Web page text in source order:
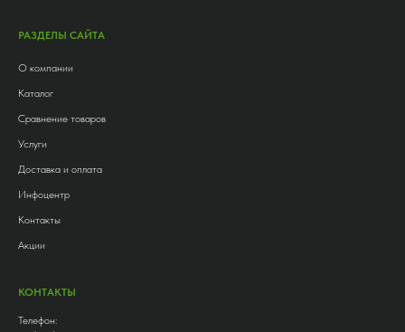
РАЗДЕЛЫ САЙТА
О компании
Каталог
Сравнение товаров
Услуги
Доставка и оплата
Инфоцентр
Контакты
Акции
КОНТАКТЫ
Телефон: